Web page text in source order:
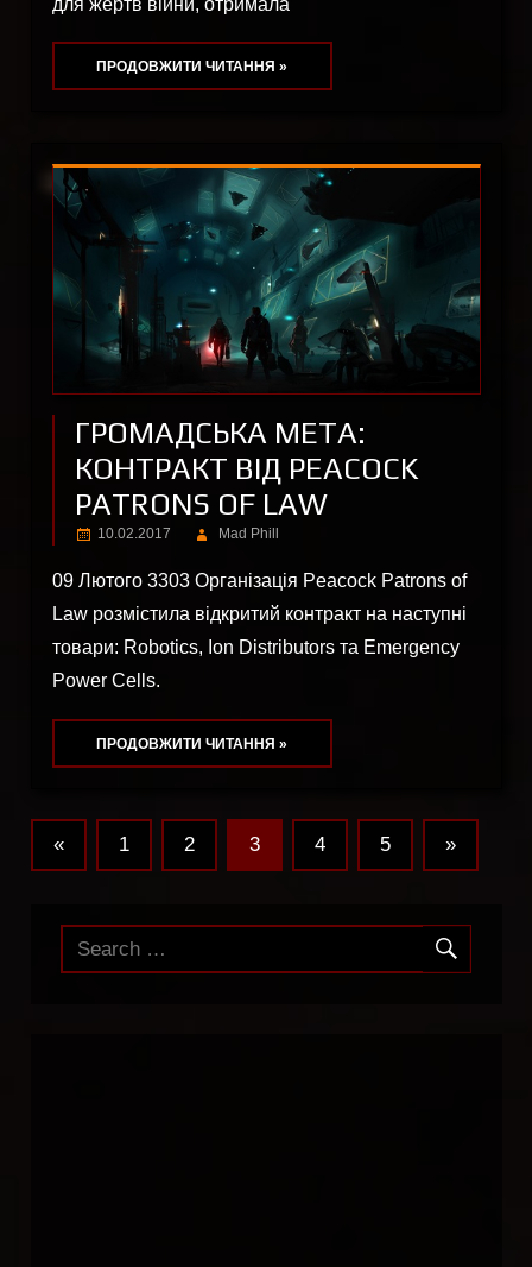
ПРОДОВЖИТИ ЧИТАННЯ »
ГРОМАДСЬКА МЕТА:
КОНТРАКТ ВІД PEACOCK
PATRONS OF LAW
10.02.2017 Mad Phill
09 Лютого 3303 Організація Peacock Patrons of
Law розмістила відкритий контракт на наступні
товари: Robotics, Ion Distributors та Emergency
Power Cells.
ПРОДОВЖИТИ ЧИТАННЯ »
Навігація
записів
«Previous
1 2 3 4 5
Next
»